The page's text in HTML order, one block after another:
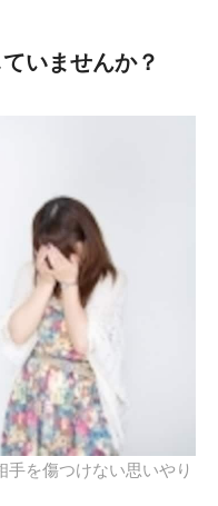
いませんか？
を傷つけない思いやり